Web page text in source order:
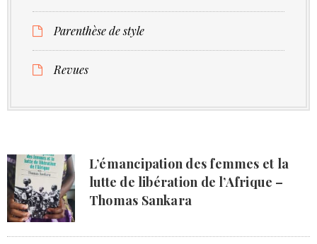
Parenthèse de style
Revues
L’émancipation des femmes et la
lutte de libération de l’Afrique –
Thomas Sankara